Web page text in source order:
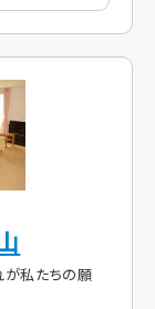
私たちの願